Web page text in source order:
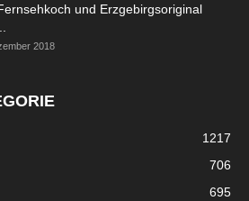
und Erzgebirgsoriginal
2018
1217
706
695